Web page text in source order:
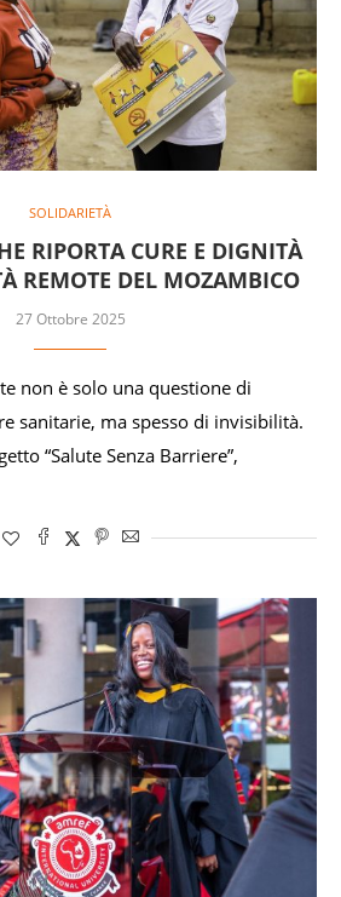
SOLIDARIETÀ
RIPORTA CURE E DIGNITÀ
REMOTE DEL MOZAMBICO
27 Ottobre 2025
non è solo una questione di
sanitarie, ma spesso di invisibilità.
“Salute Senza Barriere”,